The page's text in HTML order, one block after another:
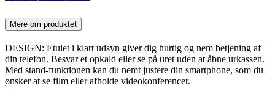
Mere om produktet
DESIGN: Etuiet i klart udsyn giver dig hurtig og nem betjening af
din telefon. Besvar et opkald eller se på uret uden at åbne urkassen.
Med stand-funktionen kan du nemt justere din smartphone, som du
ønsker at se film eller afholde videokonferencer.